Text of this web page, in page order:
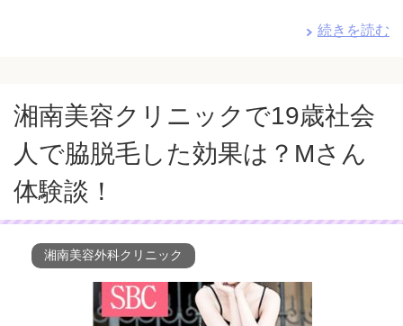
続きを読む
湘南美容クリニックで19歳社会
人で脇脱毛した効果は？Mさん
体験談！
湘南美容外科クリニック